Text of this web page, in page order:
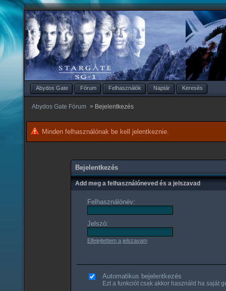
Abydos Gate Fórum Felhasználók Naptár Keresés
Abydos Gate Fórum > Bejelentkezés
Minden felhasználónak be kell jelentkeznie.
Bejelentkezés
Add meg a felhasználóneved és a jelszavad
Felhasználónév:
Jelszó:
Elfelejtettem a jelszavam
Automatikus bejelentkezés
Ezt a funkciót csak akkor használd ha saját